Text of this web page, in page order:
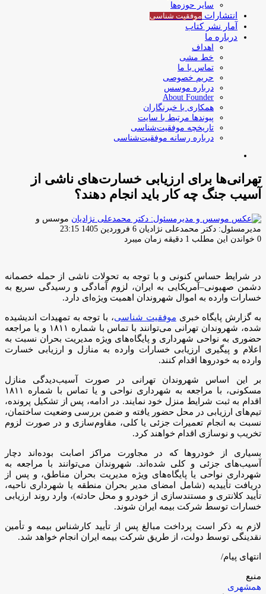
سایر حوزه‌ها
انتشارات موفقیت‌ شناسی
آمار نشر کتاب
درباره ما
اهداف
خط مشی
تماس با ما
حریم خصوصی
درباره موسس
About Founder
همکاری با خبرنگاران
پیوندها مرتبط با سایت
تاریخچه موفقیت‌شناسی
درباره رسانه موفقیت‌شناسی
تهرانی‌ها برای ارزیابی خسارت‌های ناشی از
آسیب جنگ چه کار باید انجام دهند؟
موسس و
مدیرمسئول: دکتر محمدعلی نژادیان ارسال
ایمیل
6 فروردین 1405 23:15
0 خواندن این مطلب 1 دقیقه زمان میبرد
در شرایط حساس کنونی و با توجه به تحولات ناشی از حمله خصمانه
دشمن صهیونی–آمریکایی به ایران، لزوم آمادگی و رسیدگی سریع به
خسارات وارده به اموال شهروندان اهمیت ویژه‌ای دارد.
به گزارش پایگاه خبری موفقیت شناسی، با توجه به تمهیدات اندیشیده
شده، شهروندان تهرانی می‌توانند با تماس با شماره ۱۸۱۱ و یا مراجعه
حضوری به نواحی شهرداری و پایگاه‌های ویژه مدیریت بحران نسبت به
اعلام و پیگیری ارزیابی خسارات وارده به منازل و ارزیابی خسارت
وارده به خودروها اقدام کنند.
بر این اساس شهروندان تهرانی در صورت آسیب‌دیدگی منازل
مسکونی، با مراجعه به شهرداری نواحی و یا تماس با شماره ۱۸۱۱
اقدام به ثبت شرایط منزل خود نمایند. در ادامه، پس از تشکیل پرونده،
تیم‌های ارزیابی در محل حضور یافته و ضمن بررسی وضعیت ساختمان،
نسبت به انجام تعمیرات جزئی یا کلی، مقاوم‌سازی و در صورت لزوم
تخریب و نوسازی اقدام خواهند کرد.
بسیاری از خودروها که در مجاورت مراکز اصابت بوده‌اند دچار
آسیب‌های جزئی و کلی شده‌اند. شهروندان می‌توانند با مراجعه به
شهرداری نواحی یا پایگاه‌های ویژه مدیریت بحران مناطق، و پس از
دریافت تأییدیه (شامل امضای مدیر بحران منطقه یا شهرداری ناحیه،
تأیید کلانتری و مستندسازی از خودرو و محل حادثه)، وارد روند ارزیابی
خسارات توسط شرکت بیمه ایران شوند.
لازم به ذکر است پرداخت مبالغ پس از تأیید کارشناس بیمه و تأمین
نقدینگی توسط دولت، از طریق شرکت بیمه ایران انجام خواهد شد.
انتهای پیام/
منبع
همشهری